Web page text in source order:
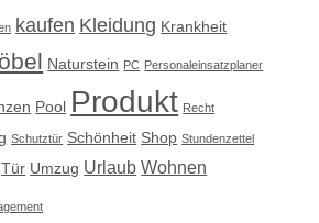
kaufen Kleidung Krankheit
Naturstein PC Personaleinsatzplaner
Pool Produkt Recht
Schutztür Schönheit Shop Stundenzettel
Tür Umzug Urlaub Wohnen